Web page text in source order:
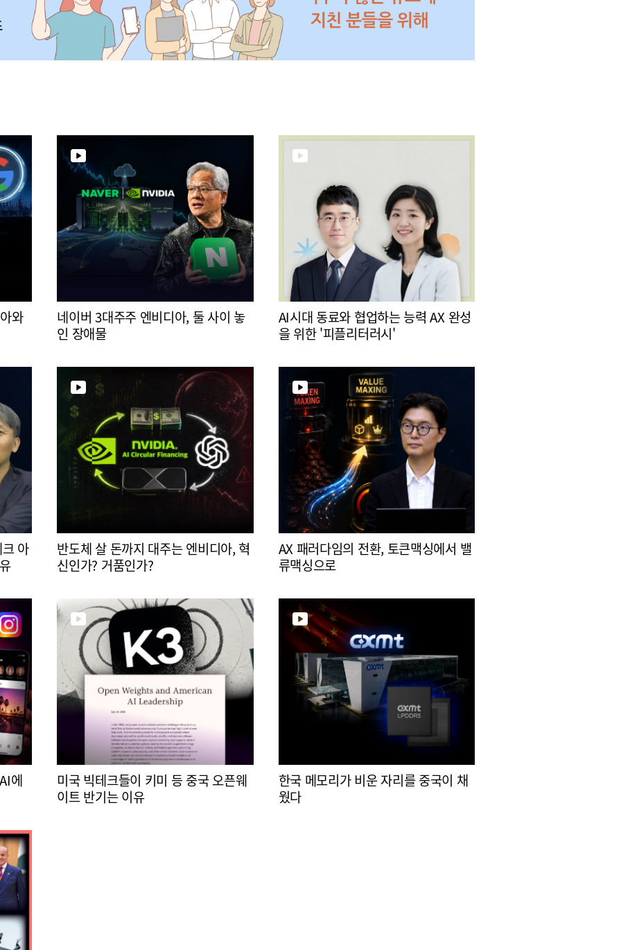
와
네이버 3대주주 엔비디아, 둘 사이 놓
인 장애물
AI시대 동료와 협업하는 능력 AX 완성
을 위한 '피플리터러시'
아
반도체 살 돈까지 대주는 엔비디아, 혁
신인가? 거품인가?
AX 패러다임의 전환, 토큰맥싱에서 밸
류맥싱으로
에
미국 빅테크들이 키미 등 중국 오픈웨
이트 반기는 이유
한국 메모리가 비운 자리를 중국이 채
웠다